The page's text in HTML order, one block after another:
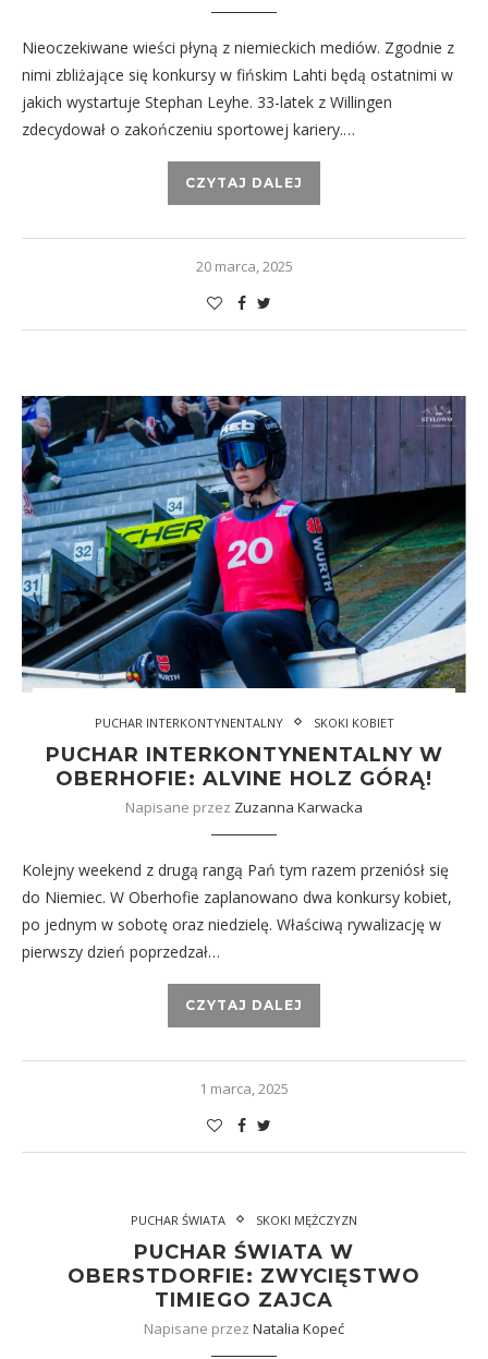
Nieoczekiwane wieści płyną z niemieckich mediów. Zgodnie z
nimi zbliżające się konkursy w fińskim Lahti będą ostatnimi w
jakich wystartuje Stephan Leyhe. 33-latek z Willingen
zdecydował o zakończeniu sportowej kariery.…
CZYTAJ DALEJ
20 marca, 2025
PUCHAR INTERKONTYNENTALNY SKOKI KOBIET
PUCHAR INTERKONTYNENTALNY W
OBERHOFIE: ALVINE HOLZ GÓRĄ!
Napisane przez Zuzanna Karwacka
Kolejny weekend z drugą rangą Pań tym razem przeniósł się
do Niemiec. W Oberhofie zaplanowano dwa konkursy kobiet,
po jednym w sobotę oraz niedzielę. Właściwą rywalizację w
pierwszy dzień poprzedzał…
CZYTAJ DALEJ
1 marca, 2025
PUCHAR ŚWIATA SKOKI MĘŻCZYZN
PUCHAR ŚWIATA W
OBERSTDORFIE: ZWYCIĘSTWO
TIMIEGO ZAJCA
Napisane przez Natalia Kopeć